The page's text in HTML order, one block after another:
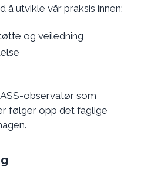
utvikle vår praksis innen:
og veiledning
observatør som
følger opp det faglige